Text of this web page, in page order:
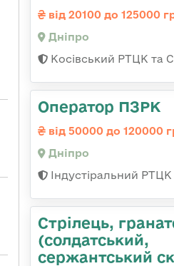
від 20100 до 125000
Дніпро
Косівський РТЦК та
Оператор ПЗРК
від 50000 до 120000
Дніпро
Індустіральний
Стрілець,
(солдатський,
сержантський